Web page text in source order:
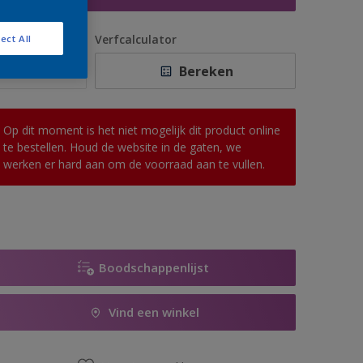
Verfcalculator
Bereken
Op dit moment is het niet mogelijk dit product online
te bestellen. Houd de website in de gaten, we
werken er hard aan om de voorraad aan te vullen.
Boodschappenlijst
Vind een winkel
All